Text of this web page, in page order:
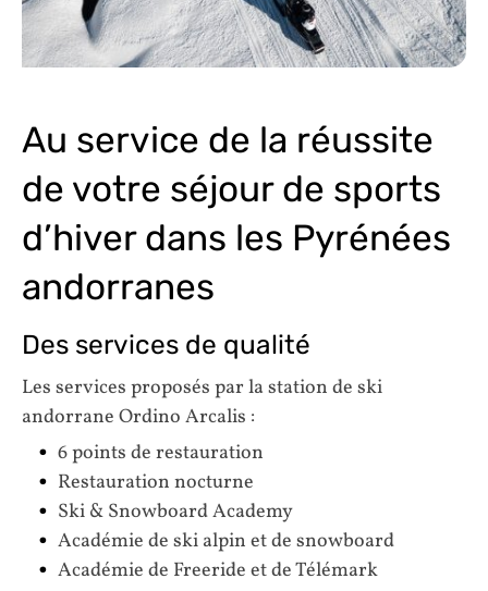
Au service de la réussite
de votre séjour de sports
d’hiver dans les Pyrénées
andorranes
Des services de qualité
Les services proposés par la station de ski
andorrane Ordino Arcalis :
6 points de restauration
Restauration nocturne
Ski & Snowboard Academy
Académie de ski alpin et de snowboard
Académie de Freeride et de Télémark